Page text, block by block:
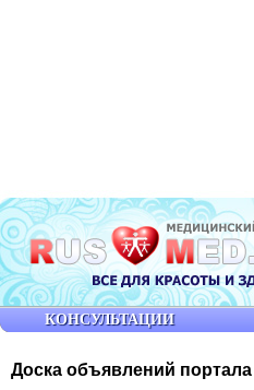
Доска объявлений
КОНСУЛЬТАЦИИ